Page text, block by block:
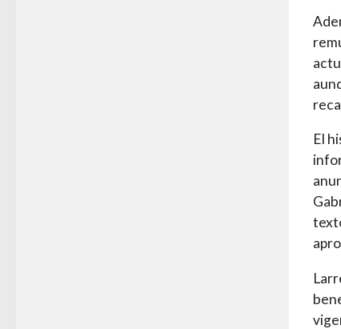
El